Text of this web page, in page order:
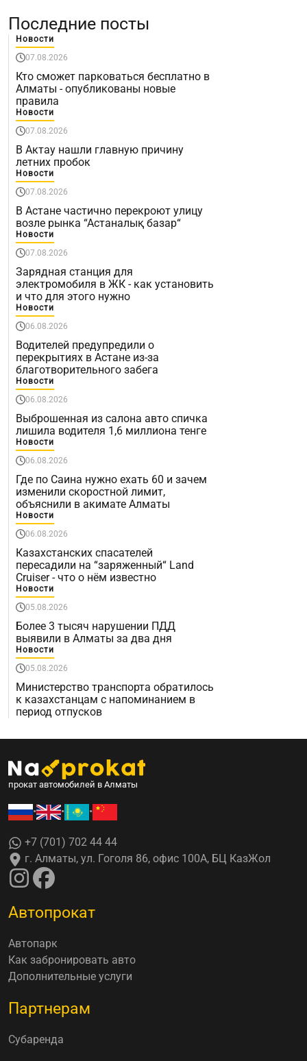
Последние посты
Новости
07.08.2026
Кто сможет парковаться бесплатно в
Алматы - опубликованы новые
правила
Новости
07.08.2026
В Актау нашли главную причину
летних пробок
Новости
07.08.2026
В Астане частично перекроют улицу
возле рынка “Астаналық базар“
Новости
07.08.2026
Зарядная станция для
электромобиля в ЖК - как установить
и что для этого нужно
Новости
06.08.2026
Водителей предупредили о
перекрытиях в Астане из-за
благотворительного забега
Новости
06.08.2026
Выброшенная из салона авто спичка
лишила водителя 1,6 миллиона тенге
Новости
06.08.2026
Где по Саина нужно ехать 60 и зачем
изменили скоростной лимит,
объяснили в акимате Алматы
Новости
06.08.2026
Казахстанских спасателей
пересадили на “заряженный“ Land
Cruiser - что о нём известно
Новости
05.08.2026
Более 3 тысяч нарушении ПДД
выявили в Алматы за два дня
Новости
05.08.2026
Министерство транспорта обратилось
к казахстанцам с напоминанием в
период отпусков
прокат автомобилей в Алматы
• • •
+7 (701) 702 44 44
г. Алматы, ул. Гоголя 86, офис 100А, БЦ КазЖол
Автопрокат
Автопарк
Как забронировать авто
Дополнительные услуги
Партнерам
Субаренда